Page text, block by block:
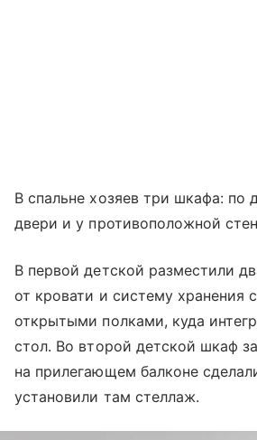
В спальне хозяев три шкафа: по
двери и у противоположной
В первой детской разместили
от кровати и систему хранения
открытыми полками, куда
стол. Во второй детской шкаф
на прилегающем балконе
установили там стеллаж.